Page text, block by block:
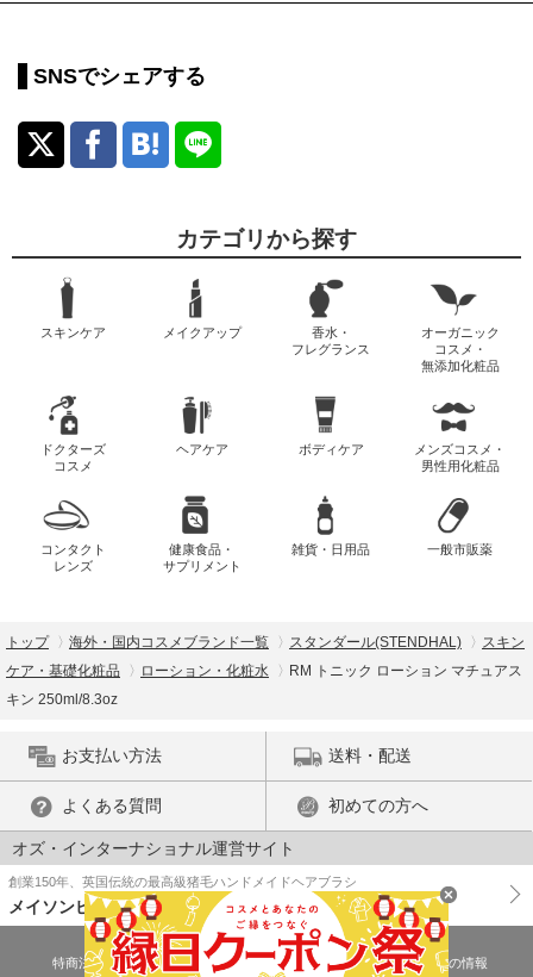
SNSでシェアする
カテゴリから探す
スキンケア メイクアップ
香水・
フレグランス
オーガニック
コスメ・
無添加化粧品
ドクターズ
コスメ
ヘアケア ボディケア
メンズコスメ・
男性用化粧品
コンタクト
レンズ
健康食品・
サプリメント
雑貨・日用品 一般市販薬
トップ 海外・国内コスメブランド一覧 スタンダール(STENDHAL)
スキン
ケア・基礎化粧品
ローション・化粧水
RM トニック ローション マチュアス
キン 250ml/8.3oz
お支払い方法 送料・配送
よくある質問 初めての方へ
オズ・インターナショナル運営サイト
創業150年、英国伝統の最高級猪毛ハンドメイドヘアブラシ
メイソンピアソン
特商法に基づく表示 プライバシーポリシー
医薬品販売許可証の情報